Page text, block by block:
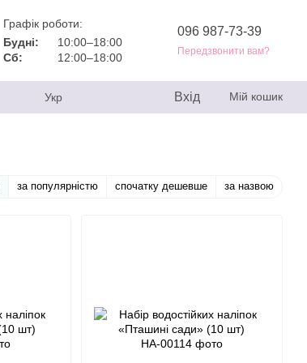
Графік роботи:
Будні:
10:00–18:00
Сб:
12:00–18:00
096 987-73-39
Передзвонити вам?
Укр Вхід Мій кошик
за популярністю спочатку дешевше за назвою